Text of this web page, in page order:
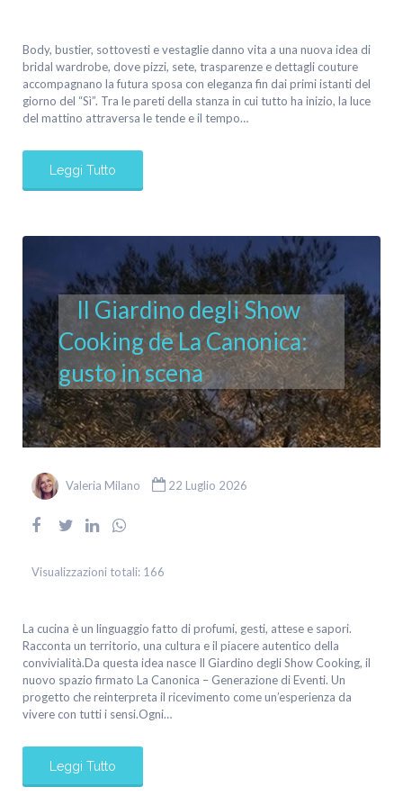
Body, bustier, sottovesti e vestaglie danno vita a una nuova idea di
bridal wardrobe, dove pizzi, sete, trasparenze e dettagli couture
accompagnano la futura sposa con eleganza fin dai primi istanti del
giorno del “Sì”. Tra le pareti della stanza in cui tutto ha inizio, la luce
del mattino attraversa le tende e il tempo…
Leggi Tutto
Il Giardino degli Show
Cooking de La Canonica:
gusto in scena
Valeria Milano 22 Luglio 2026
Visualizzazioni totali: 166
La cucina è un linguaggio fatto di profumi, gesti, attese e sapori.
Racconta un territorio, una cultura e il piacere autentico della
convivialità.Da questa idea nasce Il Giardino degli Show Cooking, il
nuovo spazio firmato La Canonica – Generazione di Eventi. Un
progetto che reinterpreta il ricevimento come un’esperienza da
vivere con tutti i sensi.Ogni…
Leggi Tutto